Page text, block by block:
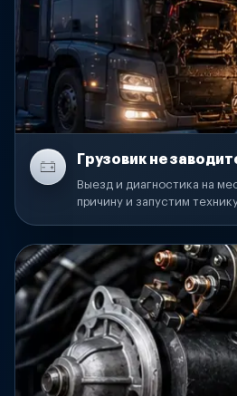
Грузовик не
Выезд и диагностика на
причину и запустим